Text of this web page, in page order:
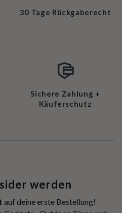
30 Tage Rückgaberecht
Sichere Zahlung +
Käuferschutz
werden
auf deine erste Bestellung!